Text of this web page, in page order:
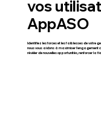
vos
AppASO
Identifiez les forces et les faiblesses de votre
nous vous aidons à maximiser l’engagement
révéler de nouvelles opportunités, renforcer la